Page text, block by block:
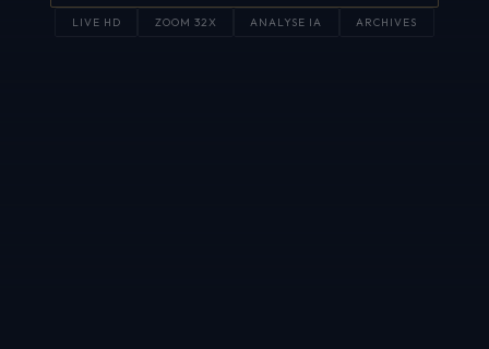
LIVE HD ZOOM 32X ANALYSE IA ARCHIVES